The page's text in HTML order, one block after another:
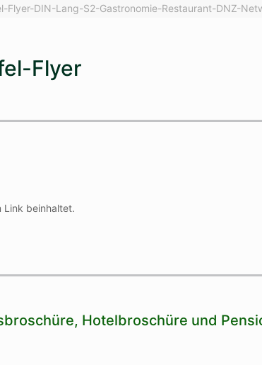
Flyer-DIN-Lang-S2-Gastronomie-Restaurant-DNZ-
Flyer
Link beinhaltet.
Hotelbroschüre und